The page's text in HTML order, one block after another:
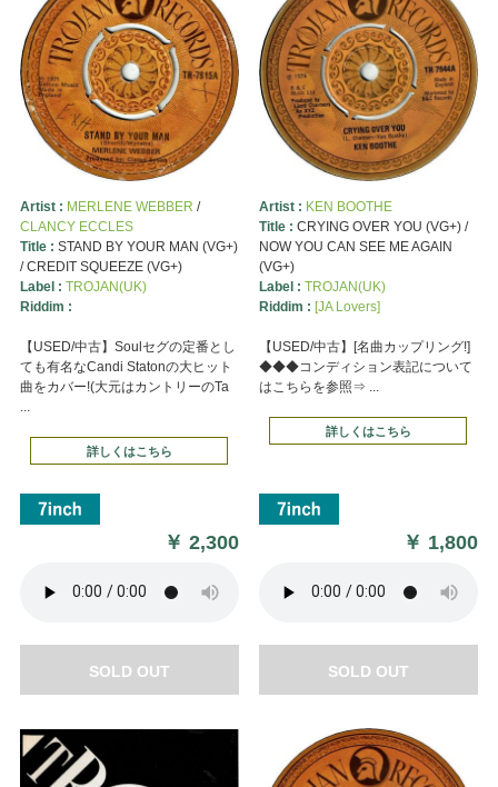
Artist : MERLENE WEBBER /
CLANCY ECCLES
Title : STAND BY YOUR MAN (VG+)
/ CREDIT SQUEEZE (VG+)
Label : TROJAN(UK)
Riddim :
【USED/中古】Soulセグの定番とし
ても有名なCandi Statonの大ヒット
曲をカバー!(大元はカントリーのTa
...
詳しくはこちら
￥2,300
SOLD OUT
Artist : KEN BOOTHE
Title : CRYING OVER YOU (VG+) /
NOW YOU CAN SEE ME AGAIN
(VG+)
Label : TROJAN(UK)
Riddim : [JA Lovers]
【USED/中古】[名曲カップリング!]
◆◆◆コンディション表記について
はこちらを参照⇒ ...
詳しくはこちら
￥ 1,800
SOLD OUT